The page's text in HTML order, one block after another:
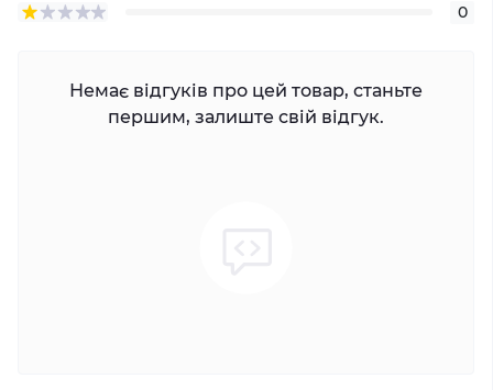
0
Немає відгуків про цей товар, станьте
першим, залиште свій відгук.